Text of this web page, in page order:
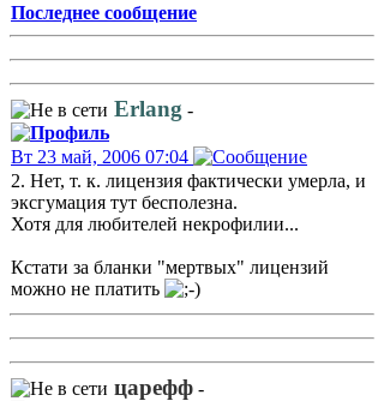
Последнее сообщение
Erlang -
Вт 23 май, 2006 07:04
2. Нет, т. к. лицензия фактически умерла, и
эксгумация тут бесполезна.
Хотя для любителей некрофилии...
Кстати за бланки "мертвых" лицензий
можно не платить
царефф -